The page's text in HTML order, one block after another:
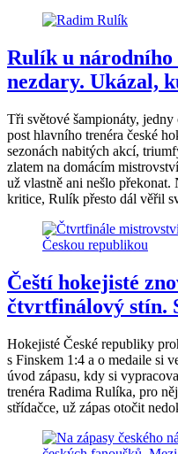
Rulík u národního
nezdary. Ukázal,
Tři světové šampionáty,
post hlavního trenéra české
sezonách nabitých akcí,
zlatem na domácím
už vlastně ani nešlo
kritice, Rulík přesto dál věřil
Čeští hokejisté
čtvrtfinálový stín.
Hokejisté České republiky
s Finskem 1:4 a o medaile si
úvod zápasu, kdy si
trenéra Radima Rulíka, pro
střídačce, už zápas otočit